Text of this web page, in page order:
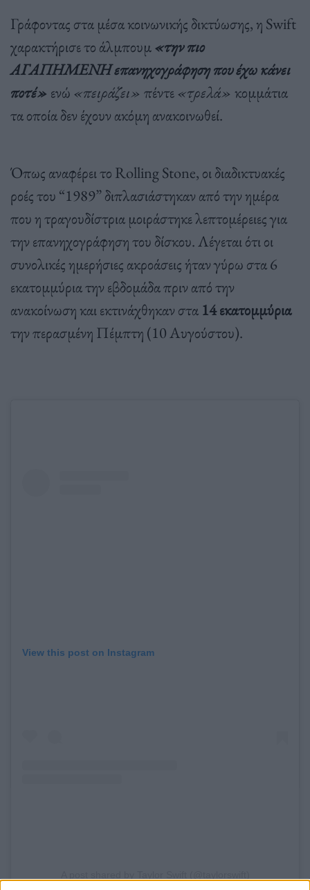
Γράφοντας στα μέσα κοινωνικής δικτύωσης, η Swift
χαρακτήρισε το άλμπουμ«την πιο
ΑΓΑΠΗΜΕΝΗ επανηχογράφηση που έχω κάνει
ποτέ» ενώ «πειράζει» πέντε«τρελά» κομμάτια
τα οποία δεν έχουν ακόμη ανακοινωθεί.
Όπως αναφέρει το Rolling Stone, οι διαδικτυακές
ροές του “1989” διπλασιάστηκαν από την ημέρα
που η τραγουδίστρια μοιράστηκε λεπτομέρειες για
την επανηχογράφηση του δίσκου. Λέγεται ότι οι
συνολικές ημερήσιες ακροάσεις ήταν γύρω στα 6
εκατομμύρια την εβδομάδα πριν από την
ανακοίνωση και εκτινάχθηκαν στα 14 εκατομμύρια
την περασμένη Πέμπτη (10 Αυγούστου).
View this post on Instagram